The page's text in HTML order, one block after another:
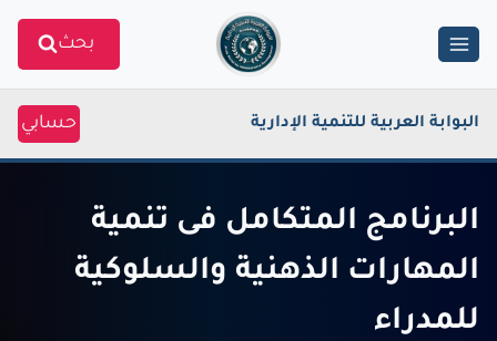
بحث
البوابة العربية للتنمية الإدارية حسابي
البرنامج المتكامل فى تنمية
المهارات الذهنية والسلوكية
للمدراء